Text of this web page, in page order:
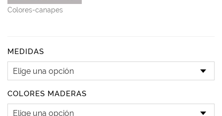
Colores-canapes
MEDIDAS
COLORES MADERAS